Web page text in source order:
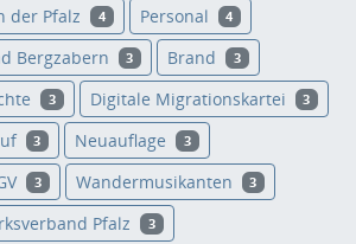
der Pfalz 4 Personal 4
Bergzabern 3 Brand 3
3 Digitale Migrationskartei 3
3 Neuauflage 3
3 Wandermusikanten 3
Pfalz 3